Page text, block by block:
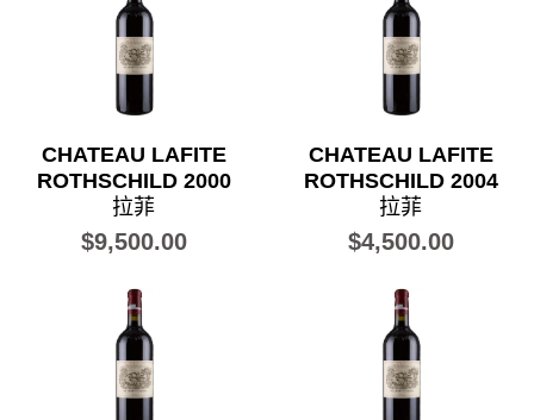
CHATEAU LAFITE
ROTHSCHILD 2000
拉菲
$9,500.00
CHATEAU LAFITE
ROTHSCHILD 2004
拉菲
$4,500.00